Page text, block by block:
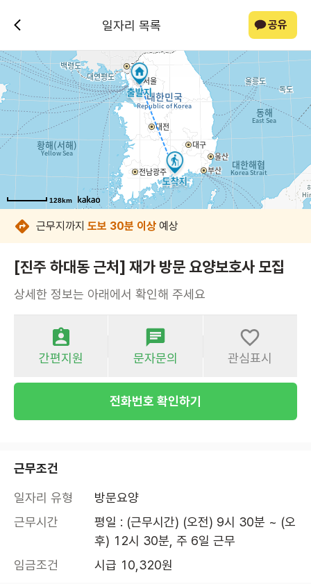
일자리 목록 공유
128km
128km
128km
128km
128km
128km
128km
128km
근무지까지 도보 30분 이상 예상
[진주 하대동 근처] 재가 방문 요양보호사 모집
상세한 정보는 아래에서 확인해 주세요
간편지원 문자문의 관심표시
전화번호 확인하기
근무조건
일자리 유형
방문요양
근무시간
평일 : (근무시간) (오전) 9시 30분 ~ (오
후) 12시 30분, 주 6일 근무
임금조건
시급 10,320원